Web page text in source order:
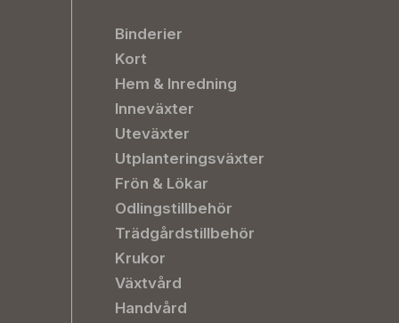
Binderier
Kort
Hem & Inredning
Inneväxter
Uteväxter
Utplanteringsväxter
Frön & Lökar
Odlingstillbehör
Trädgårdstillbehör
Krukor
Växtvård
Handvård